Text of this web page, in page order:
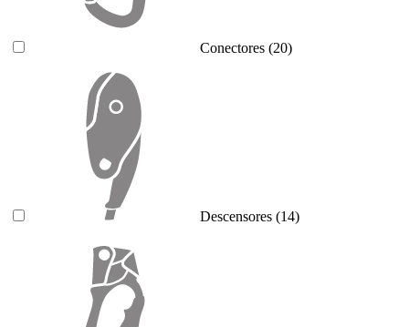
Conectores (20)
Descensores (14)